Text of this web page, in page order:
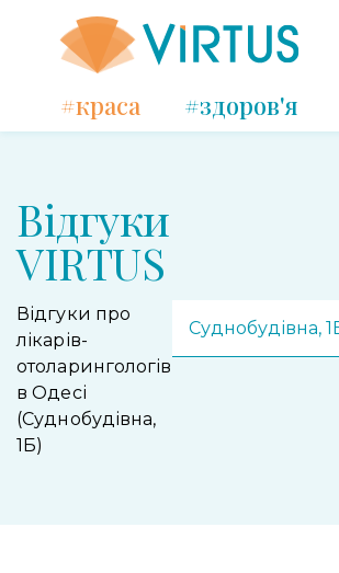
#краса #здоров'я
Відгуки
VIRTUS
Відгуки про
лікарів-
отоларингологів
в Одесі
(Суднобудівна,
1Б)
Суднобудівна,